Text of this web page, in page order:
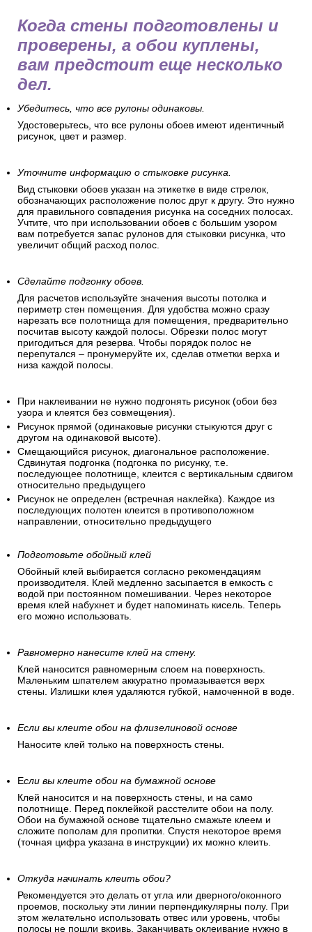
Когда стены подготовлены и
проверены, а обои куплены,
вам предстоит еще несколько
дел.
Убедитесь, что все рулоны одинаковы.
Удостоверьтесь, что все рулоны обоев имеют идентичный
рисунок, цвет и размер.
Уточните информацию о стыковке рисунка.
Вид стыковки обоев указан на этикетке в виде стрелок,
обозначающих расположение полос друг к другу. Это нужно
для правильного совпадения рисунка на соседних полосах.
Учтите, что при использовании обоев с большим узором
вам потребуется запас рулонов для стыковки рисунка, что
увеличит общий расход полос.
Сделайте подгонку обоев.
Для расчетов используйте значения высоты потолка и
периметр стен помещения. Для удобства можно сразу
нарезать все полотнища для помещения, предварительно
посчитав высоту каждой полосы. Обрезки полос могут
пригодиться для резерва. Чтобы порядок полос не
перепутался – пронумеруйте их, сделав отметки верха и
низа каждой полосы.
При наклеивании не нужно подгонять рисунок (обои без
узора и клеятся без совмещения).
Рисунок прямой (одинаковые рисунки стыкуются друг с
другом на одинаковой высоте).
Смещающийся рисунок, диагональное расположение.
Сдвинутая подгонка (подгонка по рисунку, т.е.
последующее полотнище, клеится с вертикальным сдвигом
относительно предыдущего
Рисунок не определен (встречная наклейка). Каждое из
последующих полотен клеится в противоположном
направлении, относительно предыдущего
Подготовьте обойный клей
Обойный клей выбирается согласно рекомендациям
производителя. Клей медленно засыпается в емкость с
водой при постоянном помешивании. Через некоторое
время клей набухнет и будет напоминать кисель. Теперь
его можно использовать.
Равномерно нанесите клей на стену.
Клей наносится равномерным слоем на поверхность.
Маленьким шпателем аккуратно промазывается верх
стены. Излишки клея удаляются губкой, намоченной в воде.
Если вы клеите обои на флизелиновой основе
Наносите клей только на поверхность стены.
Если вы клеите обои на бумажной основе
Клей наносится и на поверхность стены, и на само
полотнище. Перед поклейкой расстелите обои на полу.
Обои на бумажной основе тщательно смажьте клеем и
сложите пополам для пропитки. Спустя некоторое время
(точная цифра указана в инструкции) их можно клеить.
Откуда начинать клеить обои?
Рекомендуется это делать от угла или дверного/оконного
проемов, поскольку эти линии перпендикулярны полу. При
этом желательно использовать отвес или уровень, чтобы
полосы не пошли вкривь. Заканчивать оклеивание нужно в